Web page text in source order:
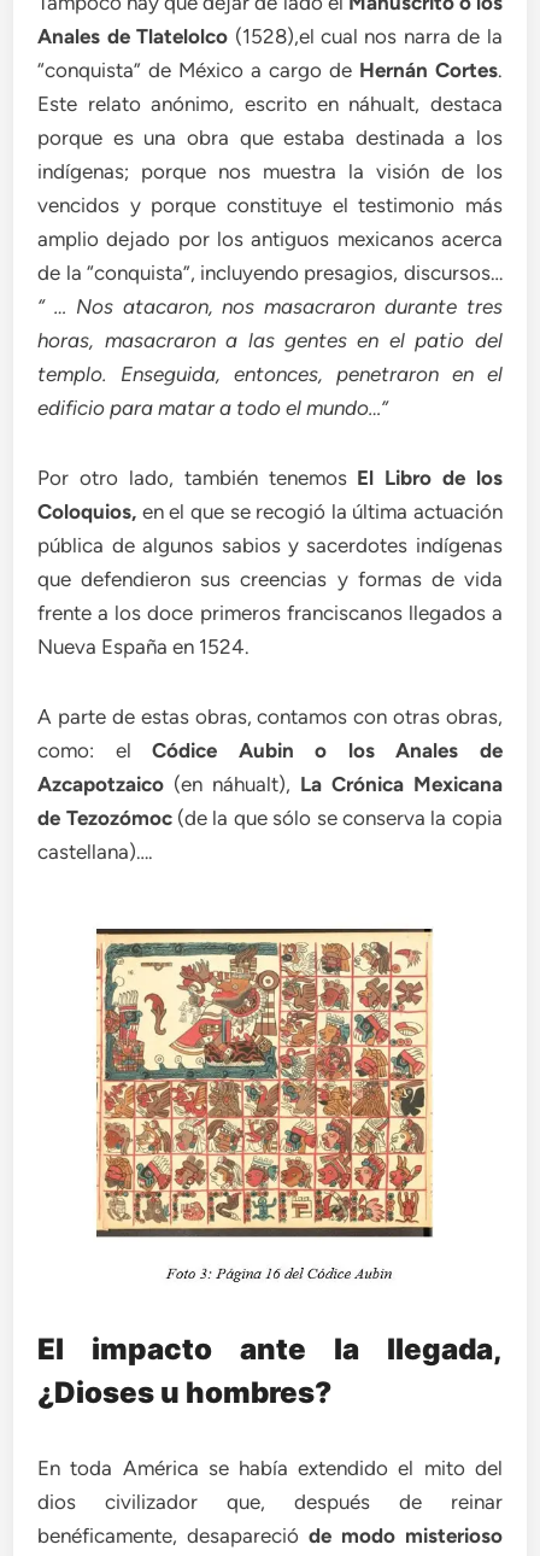
Anales de Tlatelolco (1528),el cual nos narra de la
“conquista” de México a cargo de Hernán Cortes.
Este relato anónimo, escrito en náhualt, destaca
porque es una obra que estaba destinada a los
indígenas; porque nos muestra la visión de los
vencidos y porque constituye el testimonio más
amplio dejado por los antiguos mexicanos acerca
de la “conquista”, incluyendo presagios, discursos…
“ … Nos atacaron, nos masacraron durante tres
horas, masacraron a las gentes en el patio del
templo. Enseguida, entonces, penetraron en el
edificio para matar a todo el mundo…”
Por otro lado, también tenemos El Libro de los
Coloquios, en el que se recogió la última actuación
pública de algunos sabios y sacerdotes indígenas
que defendieron sus creencias y formas de vida
frente a los doce primeros franciscanos llegados a
Nueva España en 1524.
A parte de estas obras, contamos con otras obras,
como: elCódice Aubin o los Anales de
Azcapotzaico (en náhualt), La Crónica Mexicana
de Tezozómoc (de la que sólo se conserva la copia
castellana)….
El impacto ante la llegada,
¿Dioses u hombres?
En toda América se había extendido el mito del
dios civilizador que, después de reinar
benéficamente, desapareció de modo misterioso